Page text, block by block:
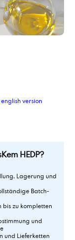
version
HEDP?
Lagerung und
Batch-
bis zu kompletten
und
und Lieferketten